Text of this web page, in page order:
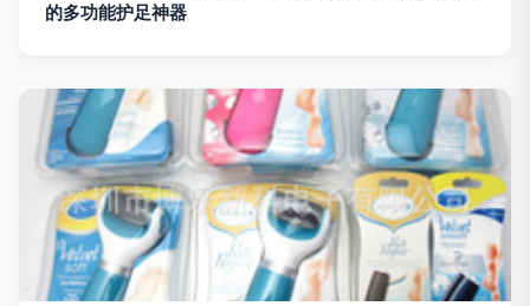
的多功能护足神器